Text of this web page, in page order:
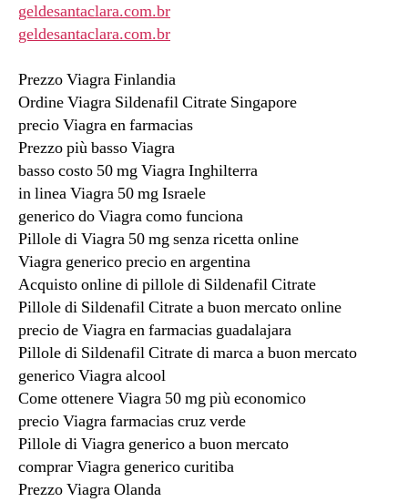
geldesantaclara.com.br
geldesantaclara.com.br
Prezzo Viagra Finlandia
Ordine Viagra Sildenafil Citrate Singapore
precio Viagra en farmacias
Prezzo più basso Viagra
basso costo 50 mg Viagra Inghilterra
in linea Viagra 50 mg Israele
generico do Viagra como funciona
Pillole di Viagra 50 mg senza ricetta online
Viagra generico precio en argentina
Acquisto online di pillole di Sildenafil Citrate
Pillole di Sildenafil Citrate a buon mercato online
precio de Viagra en farmacias guadalajara
Pillole di Sildenafil Citrate di marca a buon mercato
generico Viagra alcool
Come ottenere Viagra 50 mg più economico
precio Viagra farmacias cruz verde
Pillole di Viagra generico a buon mercato
comprar Viagra generico curitiba
Prezzo Viagra Olanda